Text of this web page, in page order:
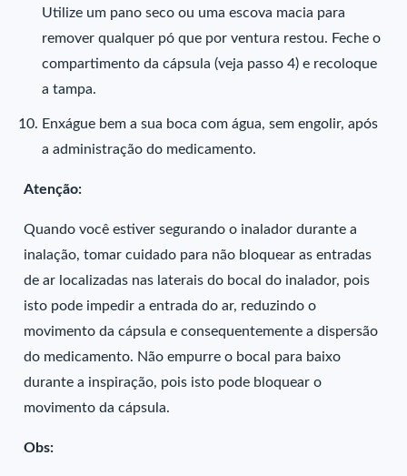
Utilize um pano seco ou uma escova macia para
remover qualquer pó que por ventura restou. Feche o
compartimento da cápsula (veja passo 4) e recoloque
a tampa.
Enxágue bem a sua boca com água, sem engolir, após
a administração do medicamento.
Atenção:
Quando você estiver segurando o inalador durante a
inalação, tomar cuidado para não bloquear as entradas
de ar localizadas nas laterais do bocal do inalador, pois
isto pode impedir a entrada do ar, reduzindo o
movimento da cápsula e consequentemente a dispersão
do medicamento. Não empurre o bocal para baixo
durante a inspiração, pois isto pode bloquear o
movimento da cápsula.
Obs: